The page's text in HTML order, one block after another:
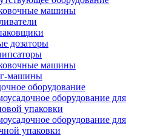
машины
дозаторы
машины
машины
оборудование
оборудование для
упаковки
оборудование для
упаковки